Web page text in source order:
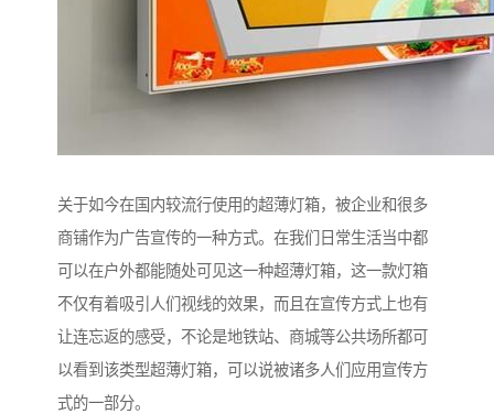
关于如今在国内较流行使用的超薄灯箱，被企业和很多
商铺作为广告宣传的一种方式。在我们日常生活当中都
可以在户外都能随处可见这一种超薄灯箱，这一款灯箱
不仅有着吸引人们视线的效果，而且在宣传方式上也有
让连忘返的感受，不论是地铁站、商城等公共场所都可
以看到该类型超薄灯箱，可以说被诸多人们应用宣传方
式的一部分。